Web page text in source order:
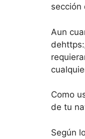
sección
Aun
Como
de tu
Según